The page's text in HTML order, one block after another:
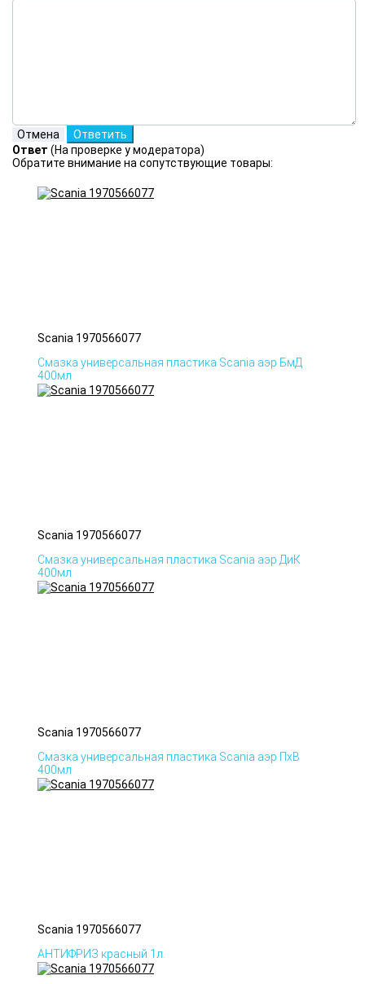
Ответ (На проверке у модератора)
Обратите внимание на сопутствующие товары:
Scania 1970566077
Смазка универсальная пластика Scania аэр БмД
400мл
Scania 1970566077
Смазка универсальная пластика Scania аэр ДиК
400мл
Scania 1970566077
Смазка универсальная пластика Scania аэр ПхВ
400мл
Scania 1970566077
АНТИФРИЗ красный 1л.